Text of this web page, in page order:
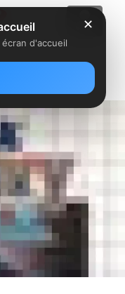
✕
d'accueil